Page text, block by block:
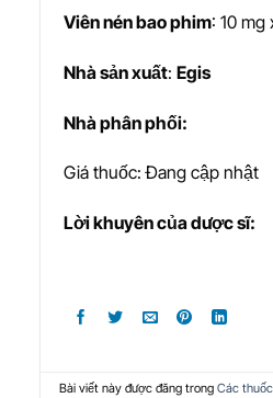
Viên nén bao phim: 10 mg
Nhà sản xuất: Egis
Nhà phân phối:
Giá thuốc: Đang cập nhật
Lời khuyên của dược sĩ:
Bài viết này được đăng trong Các